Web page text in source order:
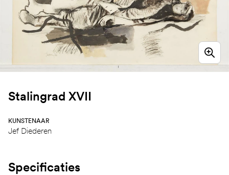
Stalingrad XVII
KUNSTENAAR
Jef Diederen
Specificaties